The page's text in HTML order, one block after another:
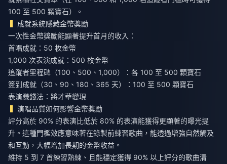
100 至 500 顆寶石）。
成就系統隱藏金幣獎勵
一次性金幣獎勵能顯著提升首月的收入：
首唱成就：50 枚金幣
1,000 次表演成就：500 枚金幣
追蹤者里程碑（100、500、1,000）：各 100 至 500 顆寶石
簽到成就（30、90、180、365 天）：100 至 500 顆寶石
表演賺錢法：將才華變現
演唱品質如何影響金幣獎勵
評分高於 90% 的表演比低於 80% 的表演能獲得更顯著的曝光提
升。這種門檻效應意味著在錄製前練習歌曲，能透過增強自然觸及
和互動，大幅增加長期的金幣收益。
維持 5 到 7 首練習熟練、且能穩定獲得 90% 以上評分的歌曲清